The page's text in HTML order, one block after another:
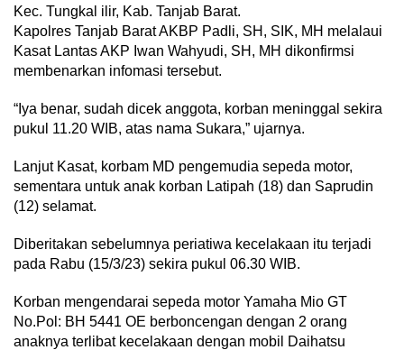
Kec. Tungkal ilir, Kab. Tanjab Barat.
Kapolres Tanjab Barat AKBP Padli, SH, SIK, MH melalaui
Kasat Lantas AKP Iwan Wahyudi, SH, MH dikonfirmsi
membenarkan infomasi tersebut.
“Iya benar, sudah dicek anggota, korban meninggal sekira
pukul 11.20 WIB, atas nama Sukara,” ujarnya.
Lanjut Kasat, korbam MD pengemudia sepeda motor,
sementara untuk anak korban Latipah (18) dan Saprudin
(12) selamat.
Diberitakan sebelumnya periatiwa kecelakaan itu terjadi
pada Rabu (15/3/23) sekira pukul 06.30 WIB.
Korban mengendarai sepeda motor Yamaha Mio GT
No.Pol: BH 5441 OE berboncengan dengan 2 orang
anaknya terlibat kecelakaan dengan mobil Daihatsu